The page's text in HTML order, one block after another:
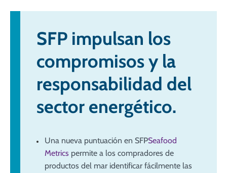
SFP impulsan los
compromisos y la
responsabilidad del
sector energético.
Una nueva puntuación en SFPSeafood
Metrics permite a los compradores de
productos del mar identificar fácilmente las